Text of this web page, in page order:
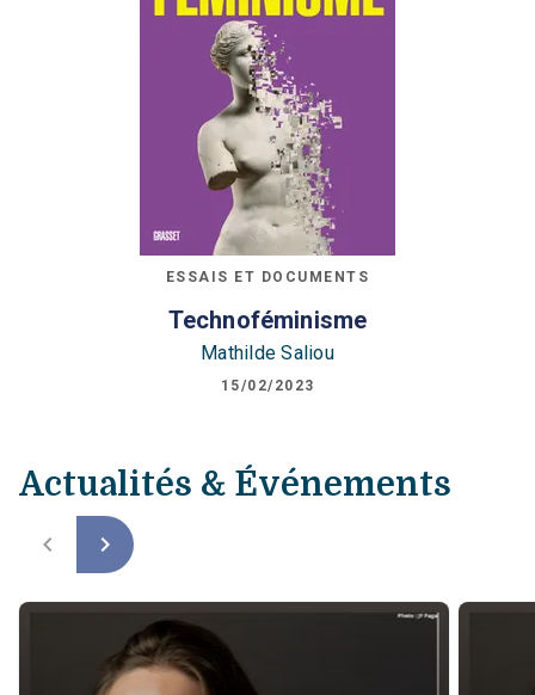
ESSAIS ET DOCUMENTS
Technoféminisme
Mathilde Saliou
15/02/2023
Actualités & Événements
navigate_before navigate_next